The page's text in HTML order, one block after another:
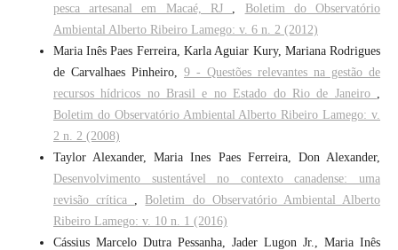
pesca artesanal em Macaé, RJ
Boletim do Observatório
Ambiental Alberto Ribeiro Lamego: v. 6 n. 2 (2012)
Maria Inês Paes Ferreira, Karla Aguiar Kury, Mariana Rodrigues
de Carvalhaes Pinheiro, 9 - Questões relevantes na gestão de
recursos hídricos no Brasil e no Estado do Rio de Janeiro
Boletim do Observatório Ambiental Alberto Ribeiro Lamego: v.
2 n. 2 (2008)
Taylor Alexander, Maria Ines Paes Ferreira, Don Alexander,
Desenvolvimento sustentável no contexto canadense: uma
revisão crítica
Boletim do Observatório Ambiental Alberto
Ribeiro Lamego: v. 10 n. 1 (2016)
Cássius Marcelo Dutra Pessanha, Jader Lugon Jr., Maria Inês